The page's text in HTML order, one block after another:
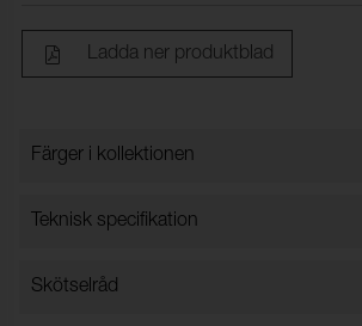
Ladda ner produktblad
Färger i kollektionen
Färger i kollektionen
Teknisk specifikation
Bredd:
Skötselråd